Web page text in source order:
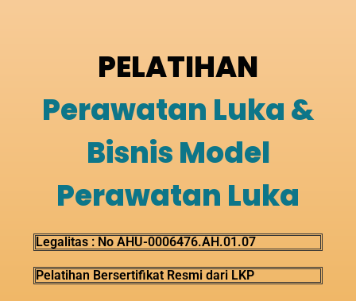
PELATIHAN
Perawatan Luka &
Bisnis Model
Perawatan Luka
Legalitas : No AHU-0006476.AH.01.07
Pelatihan Bersertifikat Resmi dari LKP